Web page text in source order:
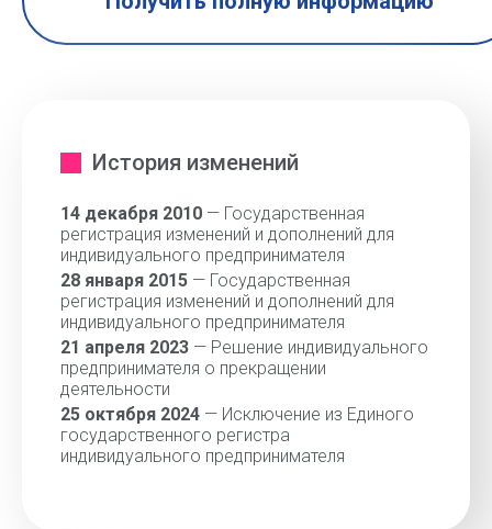
История изменений
14 декабря 2010 — Государственная
регистрация изменений и дополнений для
индивидуального предпринимателя
28 января 2015 — Государственная
регистрация изменений и дополнений для
индивидуального предпринимателя
21 апреля 2023 — Решение индивидуального
предпринимателя о прекращении
деятельности
25 октября 2024 — Исключение из Единого
государственного регистра
индивидуального предпринимателя